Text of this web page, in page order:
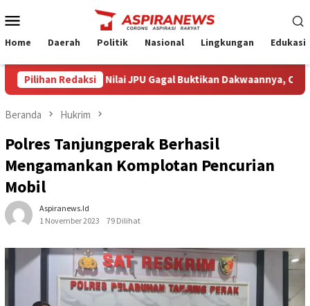
ke
Mobile
Home Daerah Politik Nasional Lingkungan Edukasi
Pilihan Redaksi
Armin Amin Nilai JPU Gagal Buktikan Dakwaannya,
Beranda Hukrim
Polres Tanjungperak Berhasil
Mengamankan Komplotan Pencurian
Mobil
Aspiranews.id
1 November 2023
79 Dilihat